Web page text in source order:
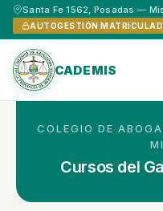
Santa Fe 1562, Posadas —
AUTOGESTIÓN
CADEMIS
COLEGIO DE
Cursos del